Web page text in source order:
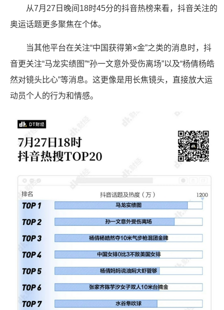
从7月27日晚间18时45分的抖音热榜来看，抖音关注的
奥运话题更多聚焦在个体。
当其他平台在关注“中国获得第×金”之类的消息时，抖
音更关注“马龙实绩图”“孙一文意外受伤离场”以及“杨倩杨皓
然对镜头比心”等消息。这更像是用长焦镜头，直接放大运
动员个人的行为和情感。